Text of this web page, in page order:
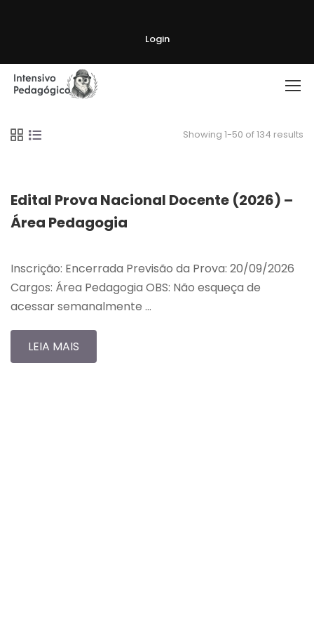
Login
Showing 1-50 of 134 results
Edital Prova Nacional Docente (2026) –
Área Pedagogia
Inscrição: Encerrada Previsão da Prova: 20/09/2026
Cargos: Área Pedagogia OBS: Não esqueça de
acessar semanalmente …
LEIA MAIS